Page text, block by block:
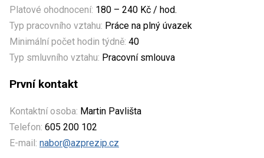
Platové ohodnocení: 180 – 240 Kč / hod.
Typ pracovního vztahu: Práce na plný úvazek
Minimální počet hodin týdně: 40
Typ smluvního vztahu: Pracovní smlouva
První kontakt
Kontaktní osoba: Martin Pavlišta
Telefon: 605 200 102
E-mail: nabor@azprezip.cz